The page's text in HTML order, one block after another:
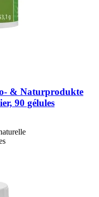
& Naturprodukte
90 gélules